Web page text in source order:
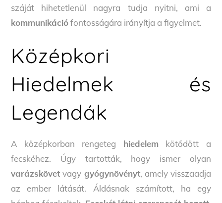
száját hihetetlenül nagyra tudja nyitni, ami a
kommunikációfontosságára irányítja a figyelmet.
Középkori
Hiedelmek és
Legendák
A középkorban rengeteg hiedelem kötődött a
fecskéhez. Úgy tartották, hogy ismer olyan
varázskövet vagy gyógynövényt, amely visszaadja
az ember látását. Áldásnak számított, ha egy